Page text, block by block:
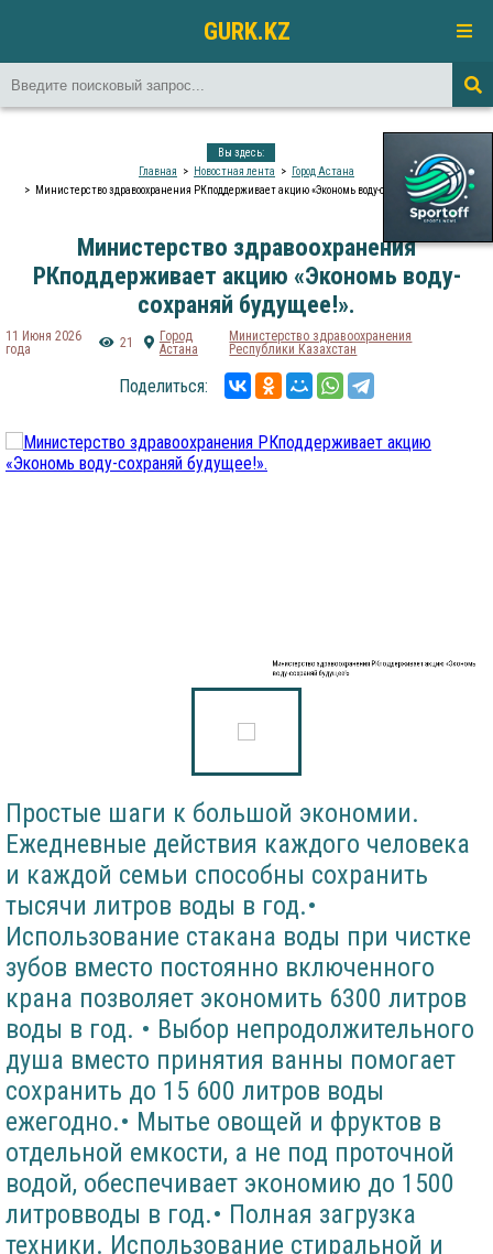
GURK.KZ
Вы здесь:
Главная
Новостная лента
Город Астана
️Министерство здравоохранения РКподдерживает акцию «Экономь воду-сохраняй будущее!».
️Министерство здравоохранения
РКподдерживает акцию «Экономь воду-
сохраняй будущее!».
11 Июня 2026
года
21
Город
Астана
Министерство здравоохранения
Республики Казахстан
Поделиться:
️Министерство здравоохранения РКподдерживает акцию «Экономь
воду-сохраняй будущее!».
Простые шаги к большой экономии.
Ежедневные действия каждого человека
и каждой семьи способны сохранить
тысячи литров воды в год.•
Использование стакана воды при чистке
зубов вместо постоянно включенного
крана позволяет экономить 6300 литров
воды в год. • Выбор непродолжительного
душа вместо принятия ванны помогает
сохранить до 15 600 литров воды
ежегодно.• Мытье овощей и фруктов в
отдельной емкости, а не под проточной
водой, обеспечивает экономию до 1500
литровводы в год.• Полная загрузка
техники. Использование стиральной и